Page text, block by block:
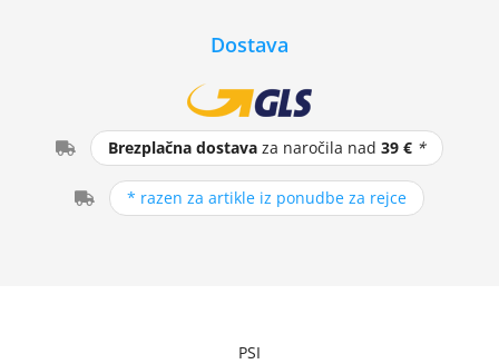
Dostava
Brezplačna dostava za naročila nad39 € *
* razen za artikle iz ponudbe za rejce
PSI